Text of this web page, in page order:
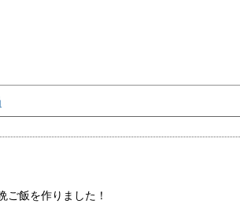
ご飯を作りました！